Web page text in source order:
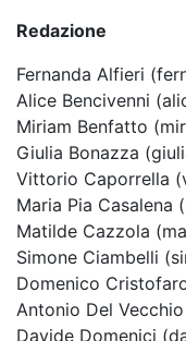
Redazione
Fernanda Alfieri
Alice Bencivenni
Miriam Benfatto
Giulia Bonazza
Vittorio Caporrella
Maria Pia Casalena
Matilde Cazzola
Simone Ciambelli
Domenico
Antonio Del
Davide Domenici